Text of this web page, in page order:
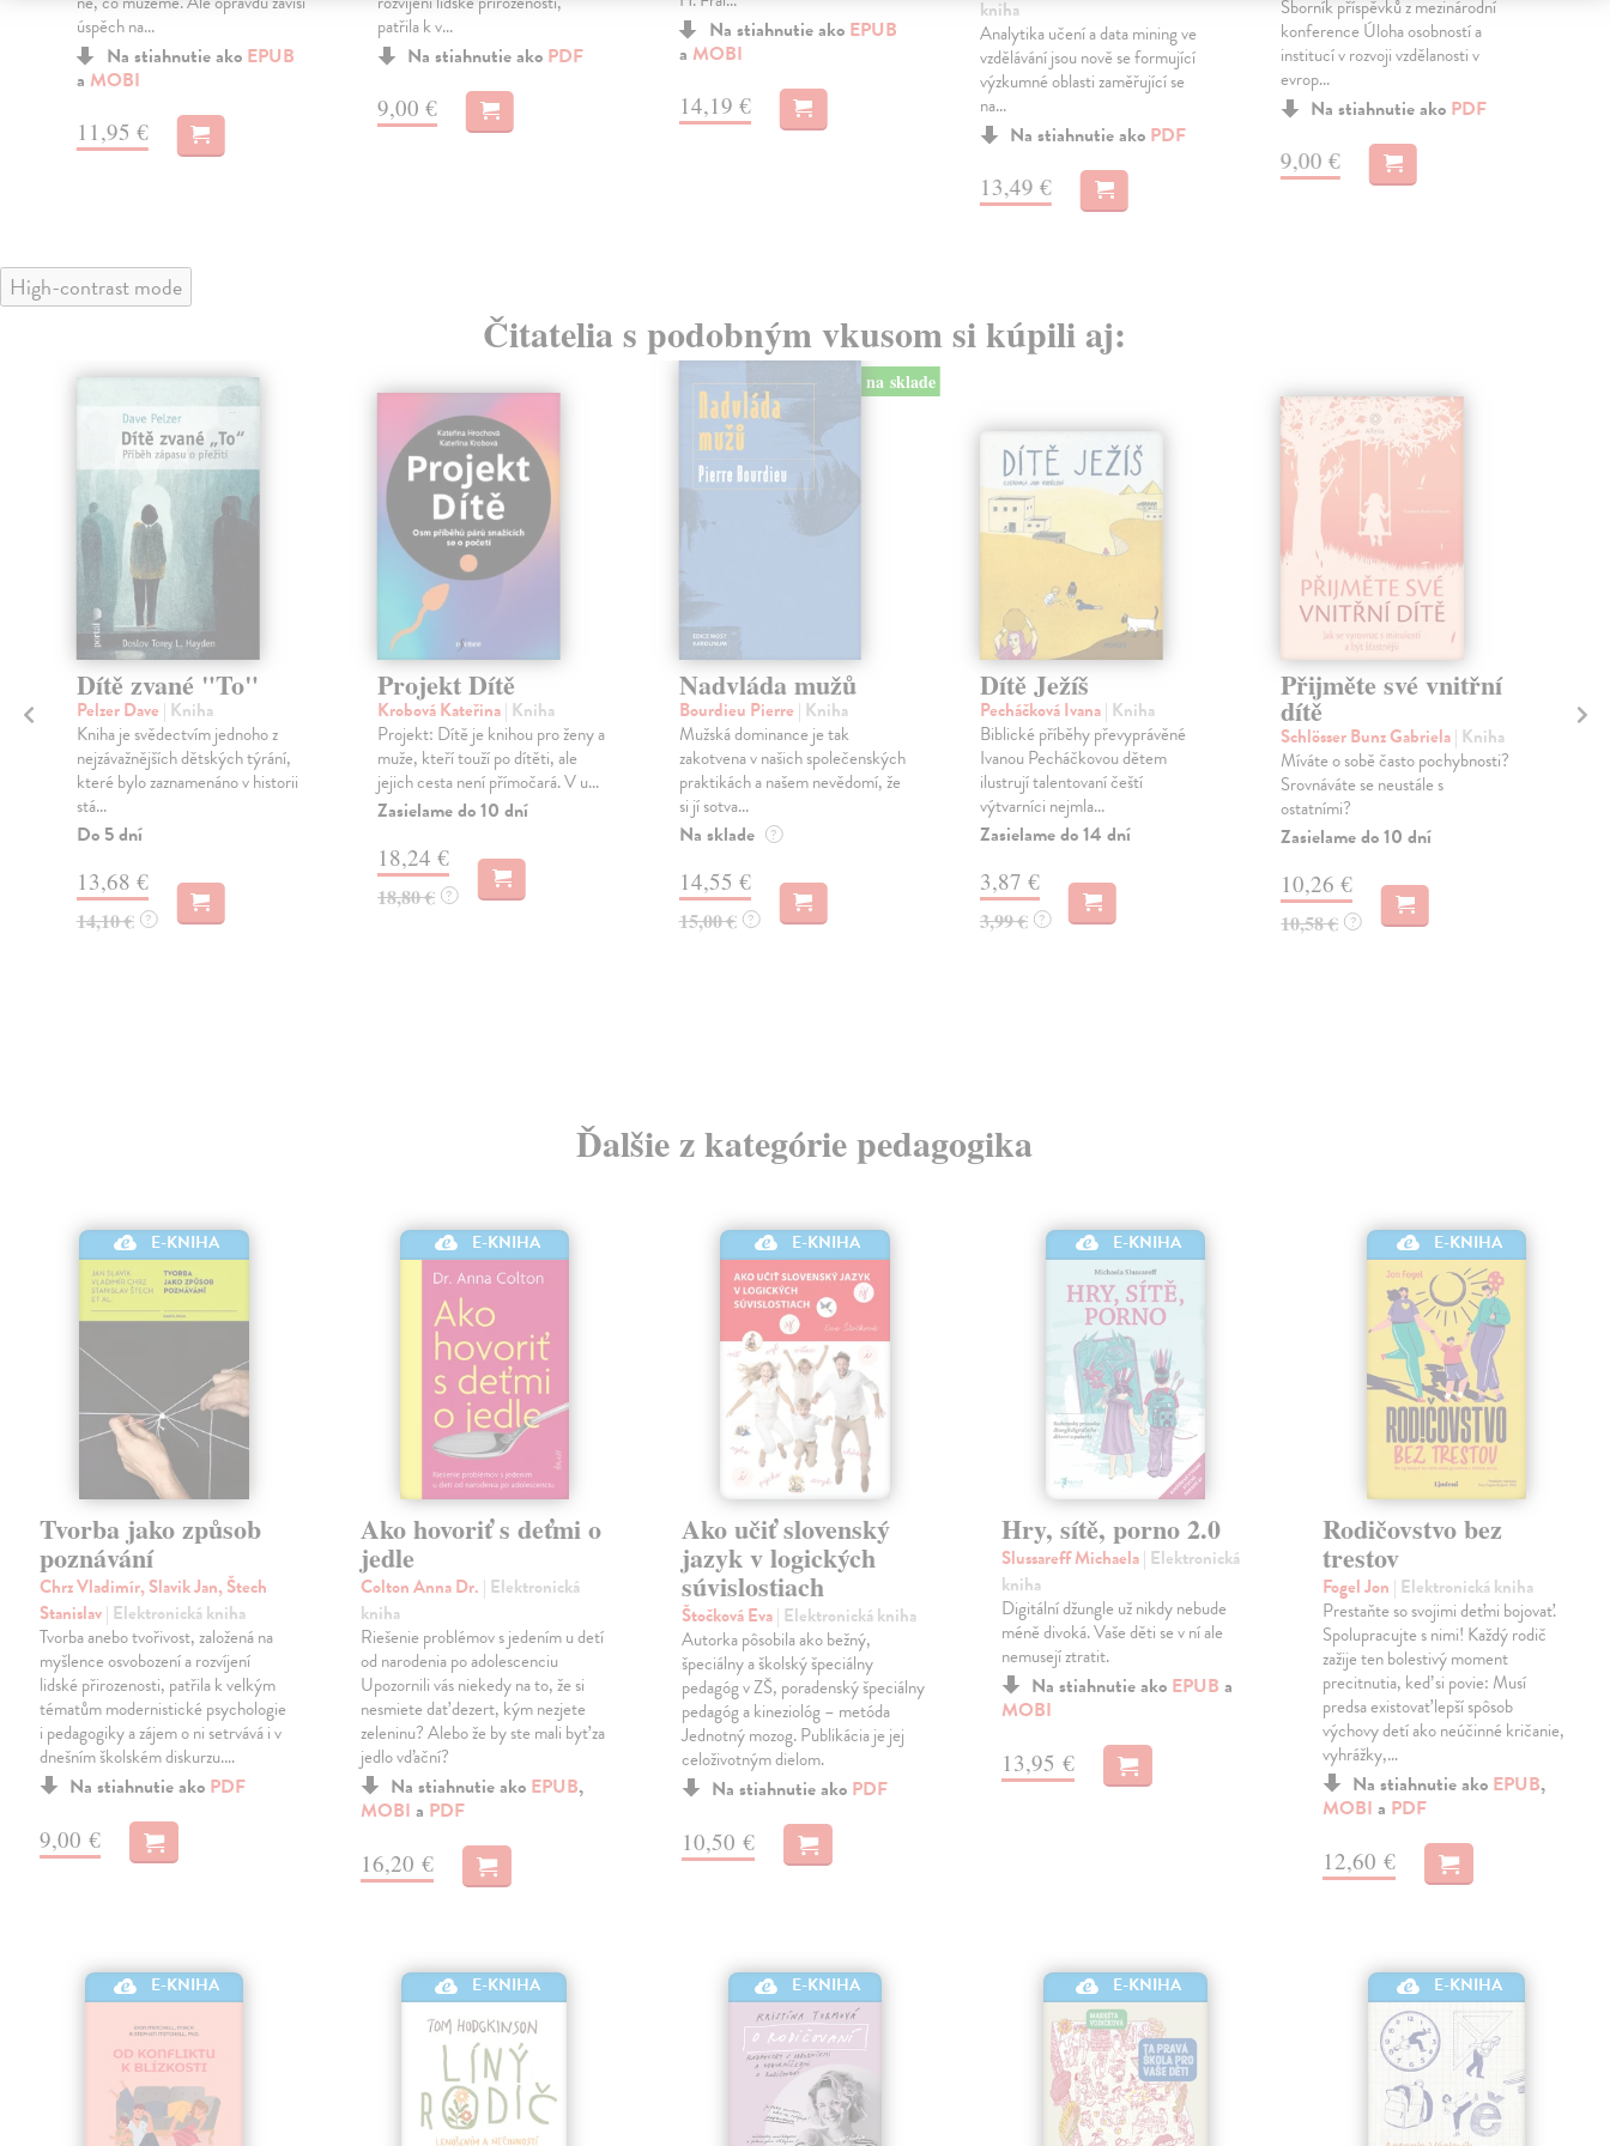
úspěch na...
Na stiahnutie ako EPUB
a MOBI
11,95 €
patřila k v...
Na stiahnutie ako PDF
9,00 €
Na stiahnutie ako EPUB
a MOBI
14,19 €
kniha
Analytika učení a data mining ve
vzdělávání jsou nově se formující
výzkumné oblasti zaměřující se
na...
Na stiahnutie ako PDF
13,49 €
Sborník příspěvků z mezinárodní
konference Úloha osobností a
institucí v rozvoji vzdělanosti v
evrop...
Na stiahnutie ako PDF
9,00 €
High-contrast mode
Čitatelia s podobným vkusom si kúpili aj:
Dítě zvané "To"
Pelzer Dave | Kniha
Kniha je svědectvím jednoho z
nejzávažnějších dětských týrání,
které bylo zaznamenáno v historii
stá...
Do 5 dní
13,68 €
14,10 € ?
Projekt Dítě
Krobová Kateřina| Kniha
Projekt: Dítě je knihou pro ženy a
muže, kteří touží po dítěti, ale
jejich cesta není přímočará. V u...
Zasielame do 10 dní
18,24 €
18,80 € ?
na sklade
Nadvláda mužů
Bourdieu Pierre | Kniha
Mužská dominance je tak
zakotvena v našich společenských
praktikách a našem nevědomí, že
si jí sotva...
Na sklade ?
14,55 €
15,00 € ?
Dítě Ježíš
Pecháčková Ivana| Kniha
Biblické příběhy převyprávěné
Ivanou Pecháčkovou dětem
ilustrují talentovaní čeští
výtvarníci nejmla...
Zasielame do 14 dní
3,87 €
3,99 € ?
Přijměte své vnitřní
dítě
Schlösser Bunz Gabriela| Kniha
Míváte o sobě často pochybnosti?
Srovnáváte se neustále s
ostatními?
Zasielame do 10 dní
10,26 €
10,58 € ?
Ďalšie z kategórie pedagogika
E-KNIHA
Tvorba jako způsob
poznávání
Chrz Vladimír, Slavik Jan, Štech
Stanislav| Elektronická kniha
Tvorba anebo tvořivost, založená na
myšlence osvobození a rozvíjení
lidské přirozenosti, patřila k velkým
tématům modernistické psychologie
i pedagogiky a zájem o ni setrvává i v
dnešním školském diskurzu.…
Na stiahnutie ako PDF
9,00 €
E-KNIHA
Ako hovoriť s deťmi o
jedle
Colton Anna Dr. | Elektronická
kniha
Riešenie problémov s jedením u detí
od narodenia po adolescenciu
Upozornili vás niekedy na to, že si
nesmiete dať dezert, kým nezjete
zeleninu? Alebo že by ste mali byť za
jedlo vďační?
Na stiahnutie ako EPUB,
MOBI a PDF
16,20 €
E-KNIHA
Ako učiť slovenský
jazyk v logických
súvislostiach
Štočková Eva| Elektronická kniha
Autorka pôsobila ako bežný,
špeciálny a školský špeciálny
pedagóg v ZŠ, poradenský špeciálny
pedagóg a kineziológ – metóda
Jednotný mozog. Publikácia je jej
celoživotným dielom.
Na stiahnutie ako PDF
10,50 €
E-KNIHA
Hry, sítě, porno 2.0
Slussareff Michaela| Elektronická
kniha
Digitální džungle už nikdy nebude
méně divoká. Vaše děti se v ní ale
nemusejí ztratit.
Na stiahnutie ako EPUB a
MOBI
13,95 €
E-KNIHA
Rodičovstvo bez
trestov
Fogel Jon | Elektronická kniha
Prestaňte so svojimi deťmi bojovať.
Spolupracujte s nimi! Každý rodič
zažije ten bolestivý moment
precitnutia, keď si povie: Musí
predsa existovať lepší spôsob
výchovy detí ako neúčinné kričanie,
vyhrážky,…
Na stiahnutie ako EPUB,
MOBI a PDF
12,60 €
E-KNIHA E-KNIHA E-KNIHA E-KNIHA E-KNIHA